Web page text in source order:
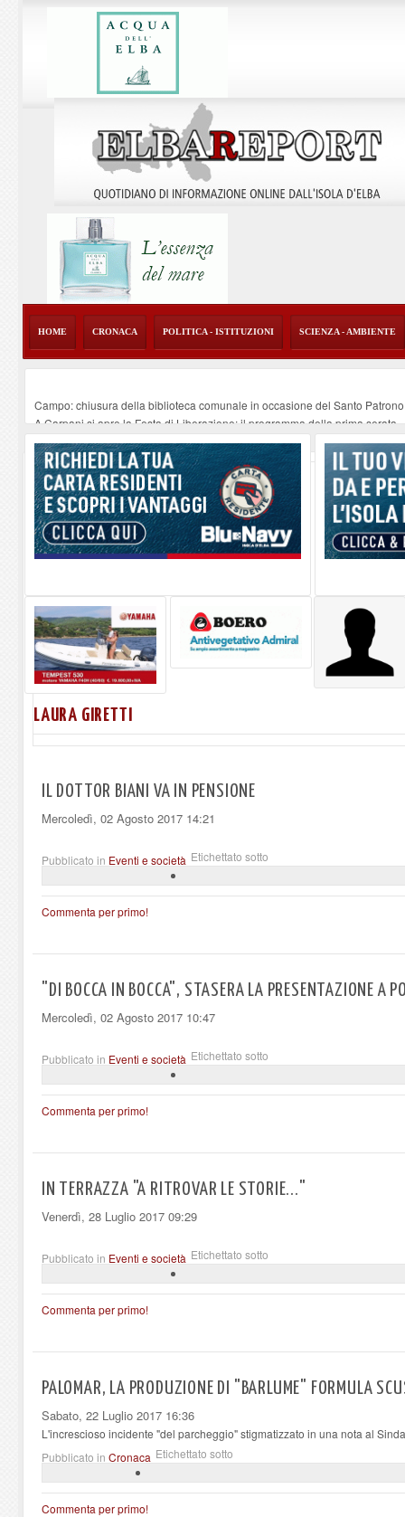
HOME CRONACA POLITICA - ISTITUZIONI SCIENZA - AMBIENTE
Campo: chiusura della biblioteca comunale in occasione del Santo Patrono
A Carpani si apre la Festa di Liberazione: il programma della prima serata-
Successo per Anadyomene. Nascente dall'acqua . La mostra di Roberto
Chiesa della Santissima Annunziata e il suo organista
06-08-2026
Nuove piante presso i moli ferajesi, la riflessione di un cittadino (fichi
LAURA GIRETTI
IL DOTTOR BIANI VA IN PENSIONE
Mercoledì, 02 Agosto 2017 14:21
Pubblicato in Eventi e società Etichettato sotto
Commenta per primo!
"DI BOCCA IN BOCCA", STASERA LA PRESENTAZIONE A
Mercoledì, 02 Agosto 2017 10:47
Pubblicato in Eventi e società Etichettato sotto
Commenta per primo!
IN TERRAZZA "A RITROVAR LE STORIE..."
Venerdì, 28 Luglio 2017 09:29
Pubblicato in Eventi e società Etichettato sotto
Commenta per primo!
PALOMAR, LA PRODUZIONE DI "BARLUME" FORMULA
Sabato, 22 Luglio 2017 16:36
L'increscioso incidente "del parcheggio" stigmatizzato in una nota al
Pubblicato in Cronaca Etichettato sotto
Commenta per primo!